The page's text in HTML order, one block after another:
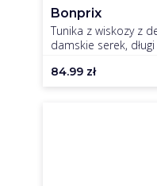
Bonprix
Tunika z wiskozy z
damskie serek,
84.99 zł